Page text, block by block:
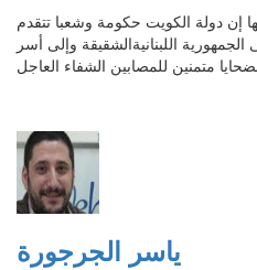
إن دولة الكويت حكومة وشعبا تتقدم
اللبنانيةالشقيقة وإلى أسر
ياسر الجرجورة